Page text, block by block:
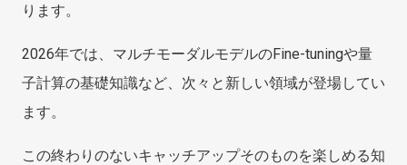
ります。
2026年では、マルチモーダルモデルのFine-tuningや量
子計算の基礎知識など、次々と新しい領域が登場してい
ます。
この終わりのないキャッチアップそのものを楽しめる知